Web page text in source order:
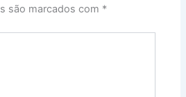
são marcados com *